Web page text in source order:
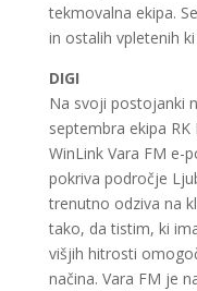
tekmovalna ekipa.
in ostalih vpletenih
DIGI
Na svoji postojanki
septembra ekipa RK
WinLink Vara FM e-
pokriva področje
trenutno odziva na
tako, da tistim, ki
višjih hitrosti
načina. Vara FM je